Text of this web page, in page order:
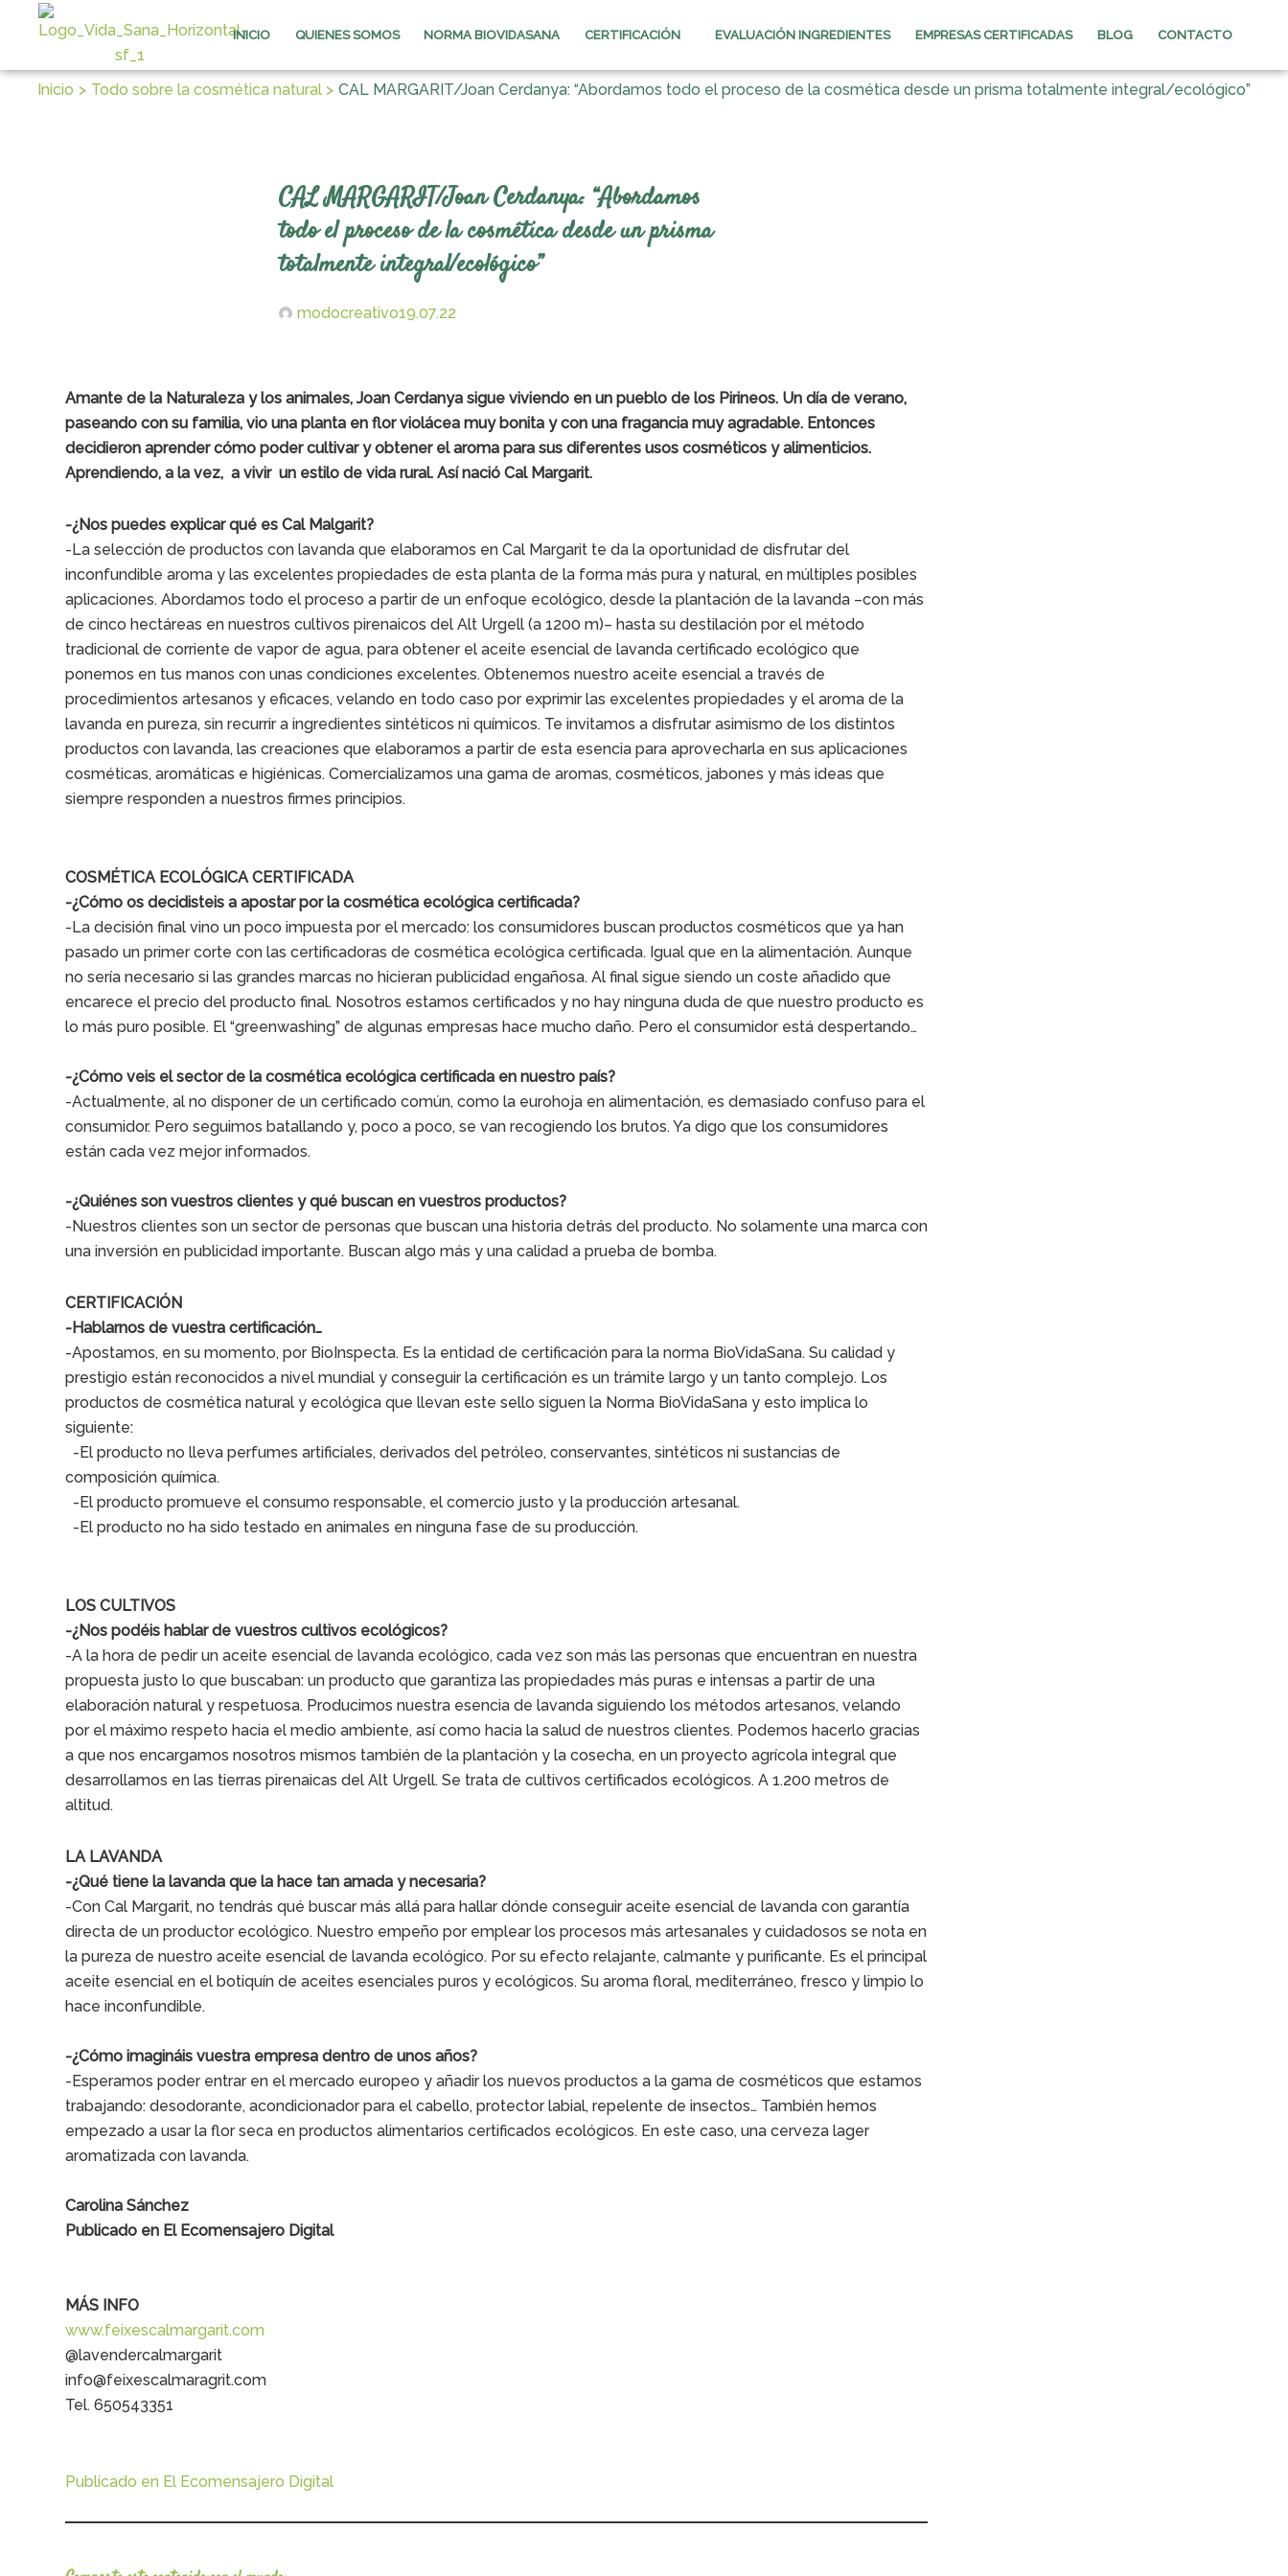
INICIO QUIENES SOMOS NORMA BIOVIDASANA CERTIFICACIÓN EVALUACIÓN INGREDIENTES EMPRESAS CERTIFICADAS BLOG CONTACTO
Inicio Todo sobre la cosmética natural CAL MARGARIT/Joan Cerdanya: “Abordamos todo el proceso de la cosmética desde un prisma totalmente integral/ecológico”
CAL MARGARIT/Joan Cerdanya: “Abordamos
todo el proceso de la cosmética desde un prisma
totalmente integral/ecológico”
modocreativo19.07.22
Amante de la Naturaleza y los animales, Joan Cerdanya sigue viviendo en un pueblo de los Pirineos. Un día de verano,
paseando con su familia, vio una planta en flor violácea muy bonita y con una fragancia muy agradable. Entonces
decidieron aprender cómo poder cultivar y obtener el aroma para sus diferentes usos cosméticos y alimenticios.
Aprendiendo, a la vez, a vivir un estilo de vida rural. Así nació Cal Margarit.
-¿Nos puedes explicar qué es Cal Malgarit?
-La selección de productos con lavanda que elaboramos en Cal Margarit te da la oportunidad de disfrutar del
inconfundible aroma y las excelentes propiedades de esta planta de la forma más pura y natural, en múltiples posibles
aplicaciones. Abordamos todo el proceso a partir de un enfoque ecológico, desde la plantación de la lavanda –con más
de cinco hectáreas en nuestros cultivos pirenaicos del Alt Urgell (a 1200 m)– hasta su destilación por el método
tradicional de corriente de vapor de agua, para obtener el aceite esencial de lavanda certificado ecológico que
ponemos en tus manos con unas condiciones excelentes. Obtenemos nuestro aceite esencial a través de
procedimientos artesanos y eficaces, velando en todo caso por exprimir las excelentes propiedades y el aroma de la
lavanda en pureza, sin recurrir a ingredientes sintéticos ni químicos. Te invitamos a disfrutar asimismo de los distintos
productos con lavanda, las creaciones que elaboramos a partir de esta esencia para aprovecharla en sus aplicaciones
cosméticas, aromáticas e higiénicas. Comercializamos una gama de aromas, cosméticos, jabones y más ideas que
siempre responden a nuestros firmes principios.
COSMÉTICA ECOLÓGICA CERTIFICADA
-¿Cómo os decidisteis a apostar por la cosmética ecológica certificada?
-La decisión final vino un poco impuesta por el mercado: los consumidores buscan productos cosméticos que ya han
pasado un primer corte con las certificadoras de cosmética ecológica certificada. Igual que en la alimentación. Aunque
no sería necesario si las grandes marcas no hicieran publicidad engañosa. Al final sigue siendo un coste añadido que
encarece el precio del producto final. Nosotros estamos certificados y no hay ninguna duda de que nuestro producto es
lo más puro posible. El “greenwashing” de algunas empresas hace mucho daño. Pero el consumidor está despertando…
-¿Cómo veis el sector de la cosmética ecológica certificada en nuestro país?
-Actualmente, al no disponer de un certificado común, como la eurohoja en alimentación, es demasiado confuso para el
consumidor. Pero seguimos batallando y, poco a poco, se van recogiendo los brutos. Ya digo que los consumidores
están cada vez mejor informados.
-¿Quiénes son vuestros clientes y qué buscan en vuestros productos?
-Nuestros clientes son un sector de personas que buscan una historia detrás del producto. No solamente una marca con
una inversión en publicidad importante. Buscan algo más y una calidad a prueba de bomba.
CERTIFICACIÓN
-Hablarnos de vuestra certificación…
-Apostamos, en su momento, por BioInspecta. Es la entidad de certificación para la norma BioVidaSana. Su calidad y
prestigio están reconocidos a nivel mundial y conseguir la certificación es un trámite largo y un tanto complejo. Los
productos de cosmética natural y ecológica que llevan este sello siguen la Norma BioVidaSana y esto implica lo
siguiente:
-El producto no lleva perfumes artificiales, derivados del petróleo, conservantes, sintéticos ni sustancias de
composición química.
-El producto promueve el consumo responsable, el comercio justo y la producción artesanal.
-El producto no ha sido testado en animales en ninguna fase de su producción.
LOS CULTIVOS
-¿Nos podéis hablar de vuestros cultivos ecológicos?
-A la hora de pedir un aceite esencial de lavanda ecológico, cada vez son más las personas que encuentran en nuestra
propuesta justo lo que buscaban: un producto que garantiza las propiedades más puras e intensas a partir de una
elaboración natural y respetuosa. Producimos nuestra esencia de lavanda siguiendo los métodos artesanos, velando
por el máximo respeto hacia el medio ambiente, así como hacia la salud de nuestros clientes. Podemos hacerlo gracias
a que nos encargamos nosotros mismos también de la plantación y la cosecha, en un proyecto agrícola integral que
desarrollamos en las tierras pirenaicas del Alt Urgell. Se trata de cultivos certificados ecológicos. A 1.200 metros de
altitud.
LA LAVANDA
-¿Qué tiene la lavanda que la hace tan amada y necesaria?
-Con Cal Margarit, no tendrás qué buscar más allá para hallar dónde conseguir aceite esencial de lavanda con garantía
directa de un productor ecológico. Nuestro empeño por emplear los procesos más artesanales y cuidadosos se nota en
la pureza de nuestro aceite esencial de lavanda ecológico. Por su efecto relajante, calmante y purificante. Es el principal
aceite esencial en el botiquín de aceites esenciales puros y ecológicos. Su aroma floral, mediterráneo, fresco y limpio lo
hace inconfundible.
-¿Cómo imagináis vuestra empresa dentro de unos años?
-Esperamos poder entrar en el mercado europeo y añadir los nuevos productos a la gama de cosméticos que estamos
trabajando: desodorante, acondicionador para el cabello, protector labial, repelente de insectos… También hemos
empezado a usar la flor seca en productos alimentarios certificados ecológicos. En este caso, una cerveza lager
aromatizada con lavanda.
Carolina Sánchez
Publicado en El Ecomensajero Digital
MÁS INFO
www.feixescalmargarit.com
@lavendercalmargarit
info@feixescalmaragrit.com
Tel. 650543351
Publicado en El Ecomensajero Digital